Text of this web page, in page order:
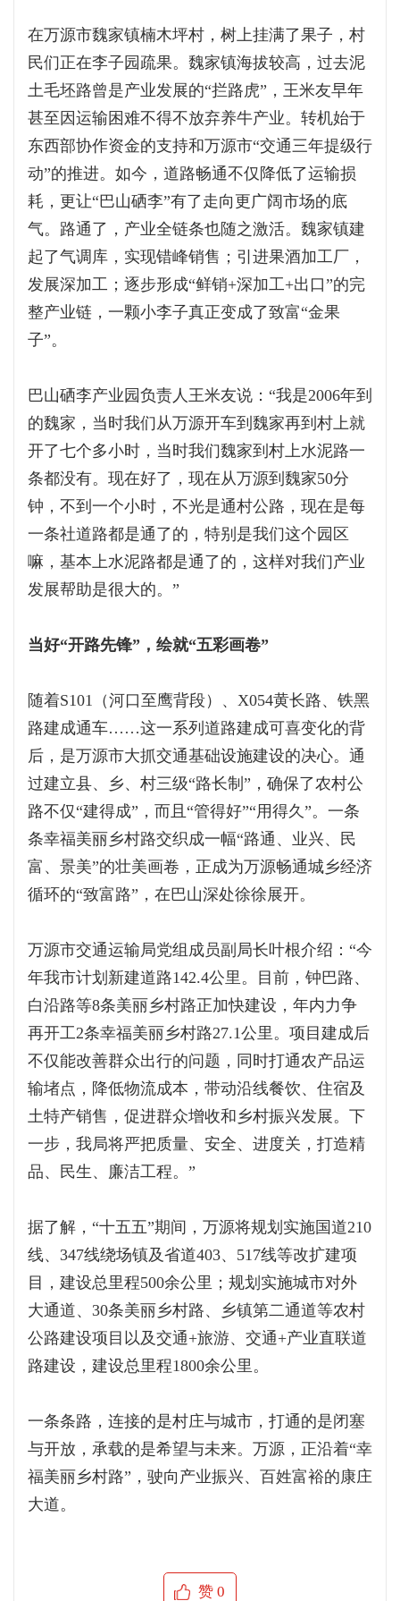
在万源市魏家镇楠木坪村，树上挂满了果子，村
民们正在李子园疏果。魏家镇海拔较高，过去泥
土毛坯路曾是产业发展的“拦路虎”，王米友早年
甚至因运输困难不得不放弃养牛产业。转机始于
东西部协作资金的支持和万源市“交通三年提级行
动”的推进。如今，道路畅通不仅降低了运输损
耗，更让“巴山硒李”有了走向更广阔市场的底
气。路通了，产业全链条也随之激活。魏家镇建
起了气调库，实现错峰销售；引进果酒加工厂，
发展深加工；逐步形成“鲜销+深加工+出口”的完
整产业链，一颗小李子真正变成了致富“金果
子”。
巴山硒李产业园负责人王米友说：“我是2006年到
的魏家，当时我们从万源开车到魏家再到村上就
开了七个多小时，当时我们魏家到村上水泥路一
条都没有。现在好了，现在从万源到魏家50分
钟，不到一个小时，不光是通村公路，现在是每
一条社道路都是通了的，特别是我们这个园区
嘛，基本上水泥路都是通了的，这样对我们产业
发展帮助是很大的。”
当好“开路先锋”，绘就“五彩画卷”
随着S101（河口至鹰背段）、X054黄长路、铁黑
路建成通车……这一系列道路建成可喜变化的背
后，是万源市大抓交通基础设施建设的决心。通
过建立县、乡、村三级“路长制”，确保了农村公
路不仅“建得成”，而且“管得好”“用得久”。一条
条幸福美丽乡村路交织成一幅“路通、业兴、民
富、景美”的壮美画卷，正成为万源畅通城乡经济
循环的“致富路”，在巴山深处徐徐展开。
万源市交通运输局党组成员副局长叶根介绍：“今
年我市计划新建道路142.4公里。目前，钟巴路、
白沿路等8条美丽乡村路正加快建设，年内力争
再开工2条幸福美丽乡村路27.1公里。项目建成后
不仅能改善群众出行的问题，同时打通农产品运
输堵点，降低物流成本，带动沿线餐饮、住宿及
土特产销售，促进群众增收和乡村振兴发展。下
一步，我局将严把质量、安全、进度关，打造精
品、民生、廉洁工程。”
据了解，“十五五”期间，万源将规划实施国道210
线、347线绕场镇及省道403、517线等改扩建项
目，建设总里程500余公里；规划实施城市对外
大通道、30条美丽乡村路、乡镇第二通道等农村
公路建设项目以及交通+旅游、交通+产业直联道
路建设，建设总里程1800余公里。
一条条路，连接的是村庄与城市，打通的是闭塞
与开放，承载的是希望与未来。万源，正沿着“幸
福美丽乡村路”，驶向产业振兴、百姓富裕的康庄
大道。
赞0